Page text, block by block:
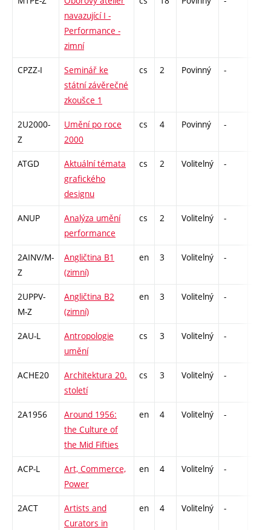
navazující I -
Performance -
zimní
CPZZ-I
Seminář ke
státní závěrečné
zkoušce 1
cs 2 Povinný -
2U2000-
Z
Umění po roce
2000
cs 4 Povinný -
ATGD
Aktuální témata
grafického
designu
cs 2 Volitelný -
ANUP
Analýza umění
performance
cs 2 Volitelný -
2AINV/M-
Z
Angličtina B1
(zimní)
en 3 Volitelný -
2UPPV-
M-Z
Angličtina B2
(zimní)
en 3 Volitelný -
2AU-L
Antropologie
umění
cs 3 Volitelný -
ACHE20
Architektura 20.
století
cs 3 Volitelný -
2A1956
Around 1956:
the Culture of
the Mid Fifties
en 4 Volitelný -
ACP-L
Art, Commerce,
Power
en 4 Volitelný -
2ACT
Artists and
Curators in
en 4 Volitelný -